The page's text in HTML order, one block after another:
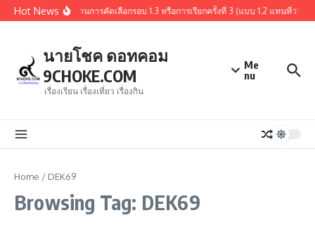
Skip to content
Hot Newsสรุปผู้ผ่านการคัดเลือกรอบ 1.3 หรือการเรียกครั้งที่ 3 (แบบ 1.2 แทนที่ว่าง)
นายโชค ดอทคอม
9CHOKE.COM
เรื่องเรียน เรื่องเที่ยว เรื่องกิน
Me
nu
Home / DEK69
Browsing Tag: DEK69